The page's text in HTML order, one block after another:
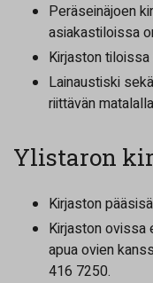
Peräseinäjoen
asiakastiloissa
Kirjaston tiloissa
Lainaustiski
riittävän
Ylistaron
Kirjaston
Kirjaston ovissa
apua ovien
416 7250.